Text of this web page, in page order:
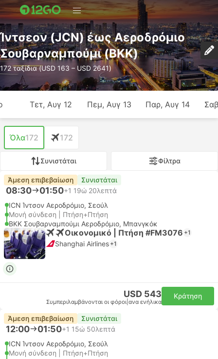
Ίντσεον (JCN) έως Αεροδρόμιο
Σουβαρναμπούμι (BKK)
172 ταξίδια (USD 163 – USD 2641)
Τετ, Αυγ 12 Πεμ, Αυγ 13 Παρ, Αυγ 14
Όλα172 172
Συνιστάται Φίλτρα
Άμεση επιβεβαίωση Συνιστάται
08:30 01:50+1 19ώ 20λεπτά
ICN Ίντσον Αεροδρόμιο, Σεούλ
Μονή σύνδεση | Πτήση+Πτήση
BKK Σουβαρναμπούμι Αεροδρόμιο, Μπανγκόκ
Οικονομικό | Πτήση #FM3076 +1
Shanghai Airlines +1
USD 543
Συμπεριλαμβάνονται οι φόροι ανα ενήλικα
Κράτηση
Άμεση επιβεβαίωση Συνιστάται
12:00 01:50+1 15ώ 50λεπτά
ICN Ίντσον Αεροδρόμιο, Σεούλ
Μονή σύνδεση | Πτήση+Πτήση